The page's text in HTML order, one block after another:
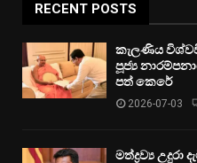
RECENT POSTS
කැලණිය
පූජ්‍ය
පත් කෙරේ
2026-07-03
මත්ද්‍රව්‍ය